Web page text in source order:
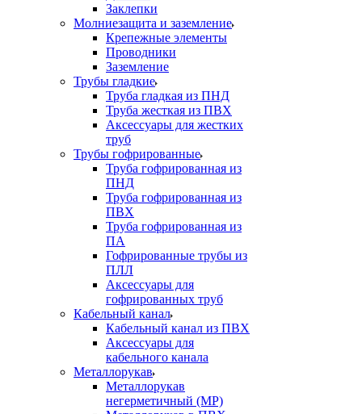
Заклепки
Молниезащита и заземление
Крепежные элементы
Проводники
Заземление
Трубы гладкие
Труба гладкая из ПНД
Труба жесткая из ПВХ
Аксессуары для жестких
труб
Трубы гофрированные
Труба гофрированная из
ПНД
Труба гофрированная из
ПВХ
Труба гофрированная из
ПА
Гофрированные трубы из
ПЛЛ
Аксессуары для
гофрированных труб
Кабельный канал
Кабельный канал из ПВХ
Аксессуары для
кабельного канала
Металлорукав
Металлорукав
негерметичный (МР)